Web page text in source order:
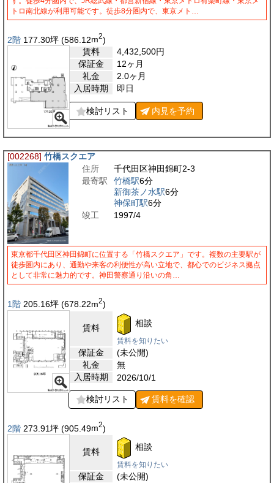
トロ南北線が利用可能です。徒歩8分圏内で、東京メト…
2階 177.30坪 (586.12m2)
賃料
4,432,500円
保証金
12ヶ月
礼金
2.0ヶ月
入居時期
即日
検討リスト 内見を予約
[002268] 竹橋スクエア
住所
千代田区神田錦町2-3
最寄駅
竹橋駅6分
新御茶ノ水駅6分
神保町駅6分
竣工
1997/4
東京都千代田区神田錦町に位置する「竹橋スクエア」です。複数の主要駅が
徒歩圏内にあり、通勤や来客の利便性が高い立地で、都心でのビジネス拠点
として非常に魅力的です。神田警察通り沿いの角…
1階 205.16坪 (678.22m2)
賃料 相談
賃料を知りたい
保証金
(未公開)
礼金
無
入居時期
2026/10/1
検討リスト 賃料を確認
2階 273.91坪 (905.49m2)
賃料 相談
賃料を知りたい
保証金
(未公開)